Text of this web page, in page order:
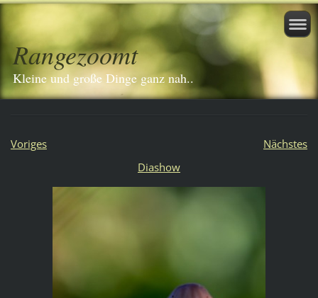
Rangezoomt
Kleine und große Dinge ganz nah..
Voriges
Nächstes
Diashow